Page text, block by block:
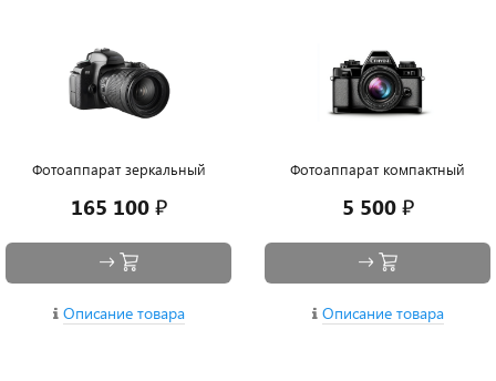
Фотоаппарат зеркальный
165 100 ₽
Описание товара
Фотоаппарат компактный
5 500 ₽
Описание товара